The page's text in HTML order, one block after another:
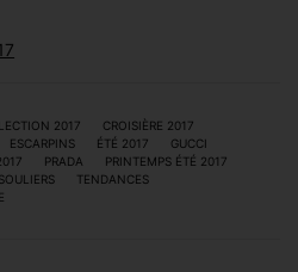
2017
CROISIÈRE 2017
ESCARPINS ÉTÉ 2017
GUCCI
PRADA
PRINTEMPS ÉTÉ 2017
SOULIERS
TENDANCES